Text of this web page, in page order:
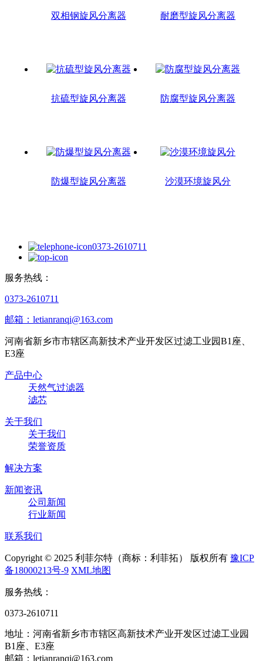
双相钢旋风分离器 耐磨型旋风分离器
抗硫型旋风分离器 防腐型旋风分离器
防爆型旋风分离器 沙漠环境旋风分
0373-2610711
服务热线：
0373-2610711
邮箱：letianranqi@163.com
河南省新乡市市辖区高新技术产业开发区过滤工业园B1座、
E3座
产品中心
天然气过滤器
滤芯
关于我们
关于我们
荣誉资质
解决方案
新闻资讯
公司新闻
行业新闻
联系我们
Copyright © 2025 利菲尔特（商标：利菲拓） 版权所有 豫ICP
备18000213号-9 XML地图
服务热线：
0373-2610711
地址：河南省新乡市市辖区高新技术产业开发区过滤工业园
B1座、E3座
邮箱：letianranqi@163.com